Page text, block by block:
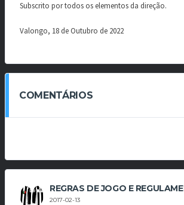
Subscrito por todos os elementos da direção.
Valongo, 18 de Outubro de 2022
COMENTÁRIOS
REGRAS DE JOGO E
2017-02-13